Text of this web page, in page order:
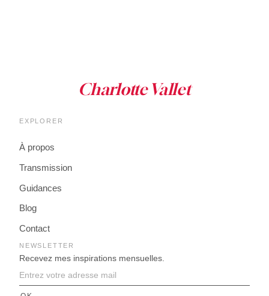
EXPLORER
À propos
Transmission
Guidances
Blog
Contact
NEWSLETTER
Recevez mes inspirations mensuelles.